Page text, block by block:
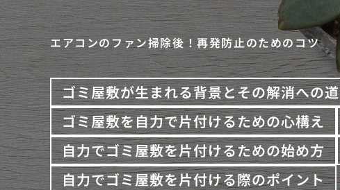
エアコンのファン掃除後！再発防止のためのコツ
ゴミ屋敷が生まれる背景とその解消への道
ゴミ屋敷を自力で片付けるための心構え
自力でゴミ屋敷を片付けるための始め方
自力でゴミ屋敷を片付ける際のポイント